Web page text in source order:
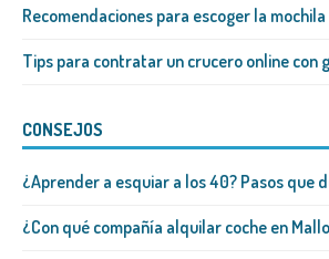
Recomendaciones para escoger la
Tips para contratar un crucero online con
CONSEJOS
¿Aprender a esquiar a los 40? Pasos que
¿Con qué compañía alquilar coche en